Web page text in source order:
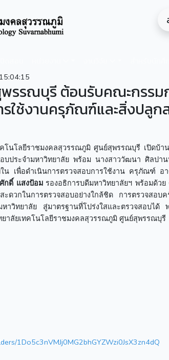
รรณบุรี ต้อนรับคณะกรรม
ใช้งานครุภัณฑ์และสิ่งปลูก
นโลยีราชมงคลสุวรรณภูมิ ศูนย์สุพรรณบุรี เปิดบ้า
บประจำมหาวิทยาลัย พร้อม นางสาววัฒนา ศิลปา
น เพื่อดำเนินการตรวจสอบการใช้งาน ครุภัณฑ์ อ
กดิ์ แสงป้อมรองอธิการบดีมหาวิทยาลัยฯ พร้อมด้ว
ดวกในการตรวจสอบอย่างใกล้ชิด การตรวจสอบ
าวิทยาลัย สู่มาตรฐานที่โปร่งใสและตรวจสอบได้
าลัยเทคโนโลยีราชมงคลสุวรรณภูมิ ศูนย์สุพรรณบุรี
1Do5c3nVMJj0MG2bhGYZWzi0JsX3zn4dQ